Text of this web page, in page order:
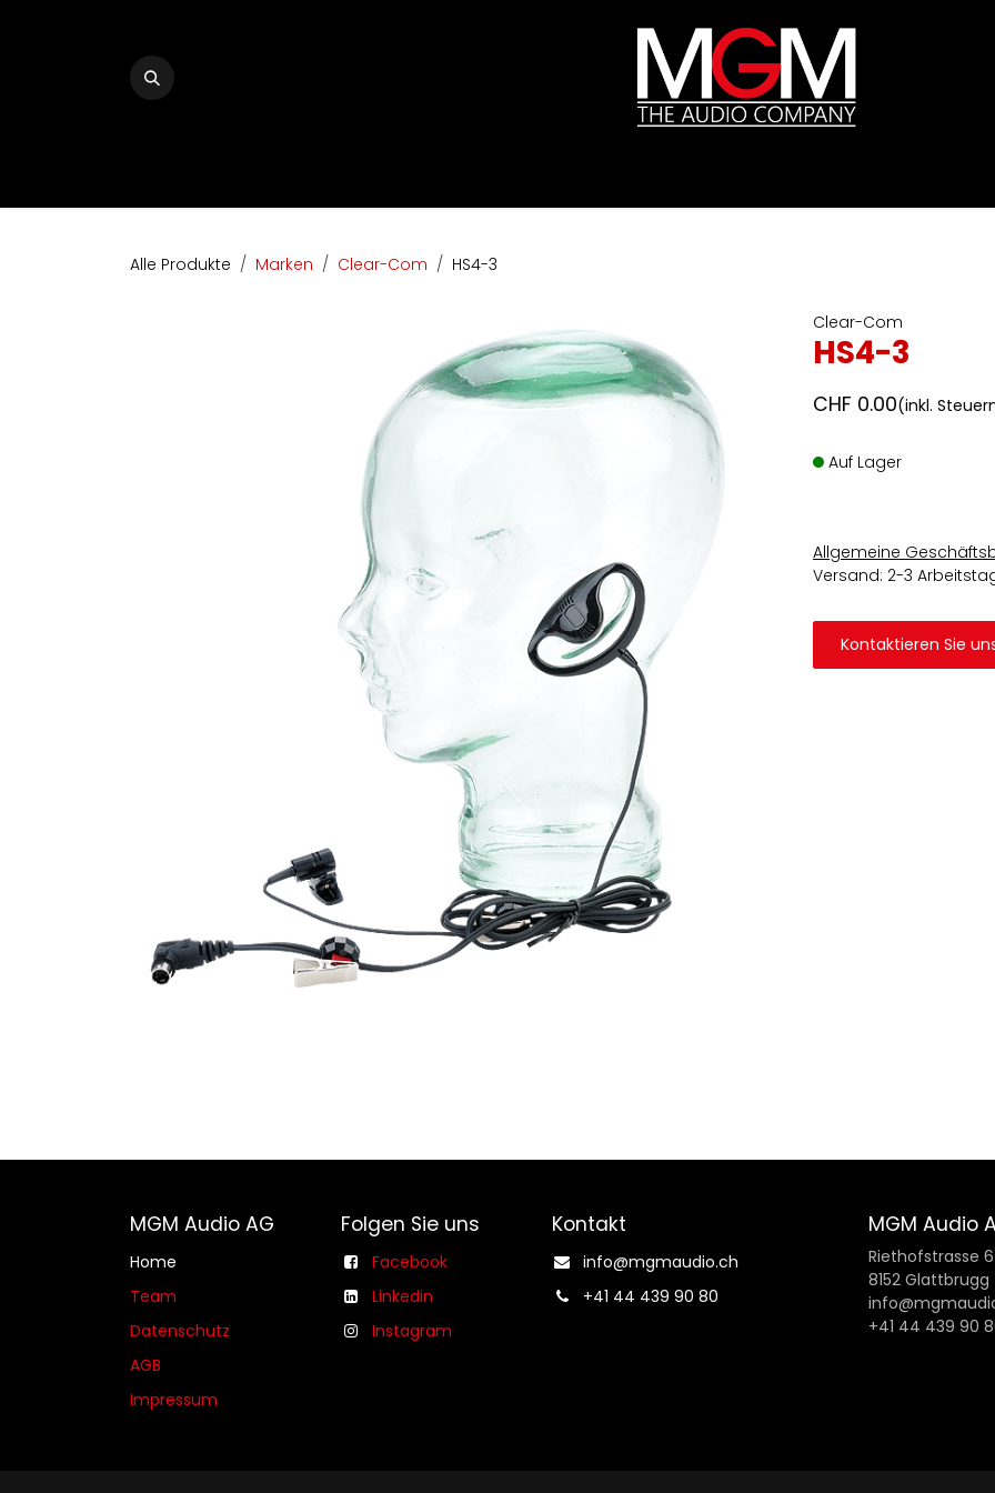
Alle Produkte Marken Clear-Com HS4-3
Clear-Com
HS4-3
CHF 0.00(inkl.
Auf Lager
Allgemeine
Versand: 2-3
Kontaktieren Sie
MGM Audio AG
Home
Team
Datenschutz
AGB​​
Impressum
Folgen Sie uns
Facebook
Linkedin
Instagram
Kontakt
info@mgmaudio.ch​
+41 44 439 90 80
MGM Audio
Riethofstrasse 6
8152 Glattbrugg
+41 44 439 90